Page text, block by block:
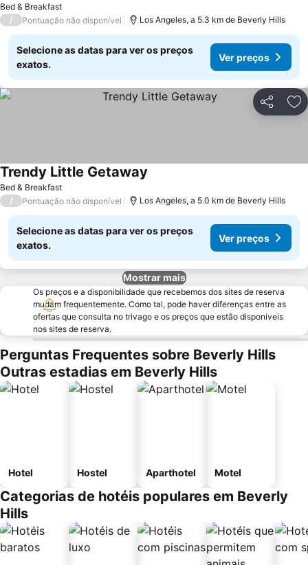
Bed & Breakfast
/ Pontuação não disponível Los Angeles, a 5.3 km de Beverly Hills
Selecione as datas para ver os preços
exatos.
Ver preços
Partilhar
Bed & Breakfast
Trendy Little Getaway
/ Pontuação não disponível Los Angeles, a 5.0 km de Beverly Hills
Selecione as datas para ver os preços
exatos.
Ver preços
Mostrar mais
Os preços e a disponibilidade que recebemos dos sites de reserva
mudam frequentemente. Como tal, pode haver diferenças entre as
ofertas que consulta no trivago e os preços que estão disponíveis
nos sites de reserva.
Perguntas Frequentes sobre Beverly Hills
Outras estadias em Beverly Hills
Hotel Hostel Aparthotel Motel
Categorias de hotéis populares em Beverly
Hills